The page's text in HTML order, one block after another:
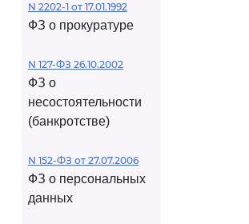
N 2202-1 от 17.01.1992
ФЗ о прокуратуре
N 127-ФЗ 26.10.2002
ФЗ о
несостоятельности
(банкротстве)
N 152-ФЗ от 27.07.2006
ФЗ о персональных
данных